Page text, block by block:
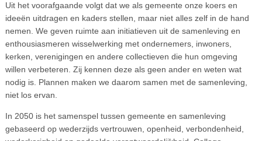
Uit het voorafgaande volgt dat we als gemeente onze koers en
ideeën uitdragen en kaders stellen, maar niet alles zelf in de hand
nemen. We geven ruimte aan initiatieven uit de samenleving en
enthousiasmeren wisselwerking met ondernemers, inwoners,
kerken, verenigingen en andere collectieven die hun omgeving
willen verbeteren. Zij kennen deze als geen ander en weten wat
nodig is. Plannen maken we daarom samen met de samenleving,
niet los ervan.
In 2050 is het samenspel tussen gemeente en samenleving
gebaseerd op wederzijds vertrouwen, openheid, verbondenheid,